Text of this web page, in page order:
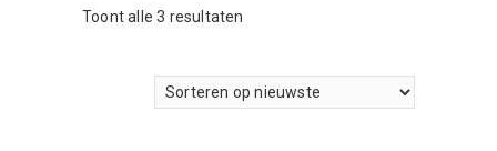
Toont alle 3 resultaten